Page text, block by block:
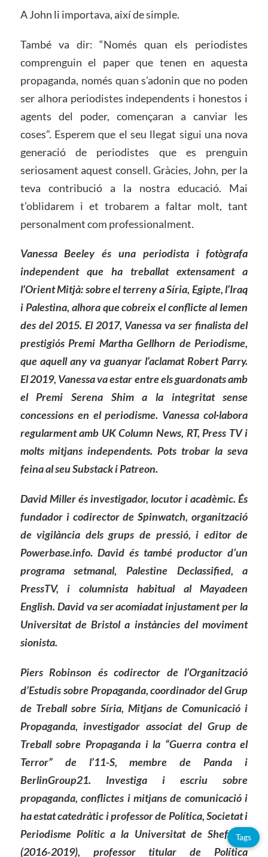
A John li importava, així de simple.
També va dir: “Només quan els periodistes
comprenguin el paper que tenen en aquesta
propaganda, només quan s’adonin que no poden
ser alhora periodistes independents i honestos i
agents del poder, començaran a canviar les
coses”. Esperem que el seu llegat sigui una nova
generació de periodistes que es prenguin
seriosament aquest consell. Gràcies, John, per la
teva contribució a la nostra educació. Mai
t’oblidarem i et trobarem a faltar molt, tant
personalment com professionalment.
Vanessa Beeley és una periodista i fotògrafa
independent que ha treballat extensament a
l’Orient Mitjà: sobre el terreny a Síria, Egipte, l’Iraq
i Palestina, alhora que cobreix el conflicte al Iemen
des del 2015. El 2017, Vanessa va ser finalista del
prestigiós Premi Martha Gellhorn de Periodisme,
que aquell any va guanyar l’aclamat Robert Parry.
El 2019, Vanessa va estar entre els guardonats amb
el Premi Serena Shim a la integritat sense
concessions en el periodisme. Vanessa col·labora
regularment amb UK Column News, RT, Press TV i
molts mitjans independents. Pots trobar la seva
feina al seu Substack i Patreon.
David Miller és investigador, locutor i acadèmic. És
fundador i codirector de Spinwatch, organització
de vigilància dels grups de pressió, i editor de
Powerbase.info. David és també productor d’un
programa setmanal, Palestine Declassified, a
PressTV, i columnista habitual al Mayadeen
English. David va ser acomiadat injustament per la
Universitat de Bristol a instàncies del moviment
sionista.
Piers Robinson és codirector de l’Organització
d’Estudis sobre Propaganda, coordinador del Grup
de Treball sobre Síria, Mitjans de Comunicació i
Propaganda, investigador associat del Grup de
Treball sobre Propaganda i la “Guerra contra el
Terror” de l’11-S, membre de Panda i
BerlinGroup21. Investiga i escriu sobre
propaganda, conflictes i mitjans de comunicació i
ha estat catedràtic i professor de Política, Societat i
Periodisme Polític a la Universitat de Sheffield
(2016-2019), professor titular de Política
Tags